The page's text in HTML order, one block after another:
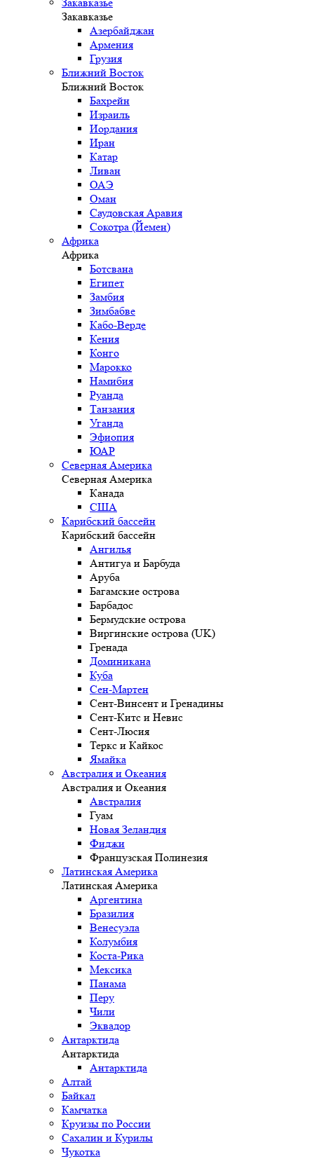
Закавказье
Азербайджан
Армения
Грузия
Ближний Восток
Ближний Восток
Бахрейн
Израиль
Иордания
Иран
Катар
Ливан
ОАЭ
Оман
Саудовская Аравия
Сокотра (Йемен)
Африка
Африка
Ботсвана
Египет
Замбия
Зимбабве
Кабо-Верде
Кения
Конго
Марокко
Намибия
Руанда
Танзания
Уганда
Эфиопия
ЮАР
Северная Америка
Северная Америка
Канада
США
Карибский бассейн
Карибский бассейн
Ангилья
Антигуа и Барбуда
Аруба
Багамские острова
Барбадос
Бермудские острова
Виргинские острова (UK)
Гренада
Доминикана
Куба
Сен-Мартен
Сент-Винсент и Гренадины
Сент-Китс и Невис
Сент-Люсия
Теркс и Кайкос
Ямайка
Австралия и Океания
Австралия и Океания
Австралия
Гуам
Новая Зеландия
Фиджи
Французская Полинезия
Латинская Америка
Латинская Америка
Аргентина
Бразилия
Венесуэла
Колумбия
Коста-Рика
Мексика
Панама
Перу
Чили
Эквадор
Антарктида
Антарктида
Антарктида
Алтай
Байкал
Камчатка
Круизы по России
Сахалин и Курилы
Чукотка